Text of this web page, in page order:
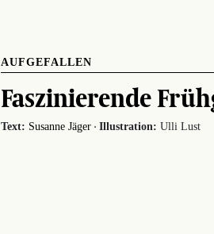
AUFGEFALLEN
Faszinierende
Text: Susanne Jäger· Illustration: Ulli Lust